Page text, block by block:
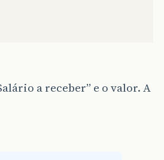
a receber” e o valor. A